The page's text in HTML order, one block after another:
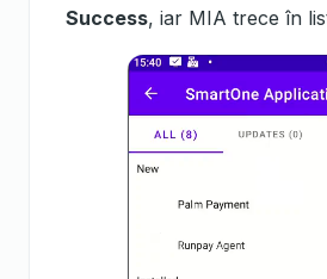
Success, iar MIA trece în